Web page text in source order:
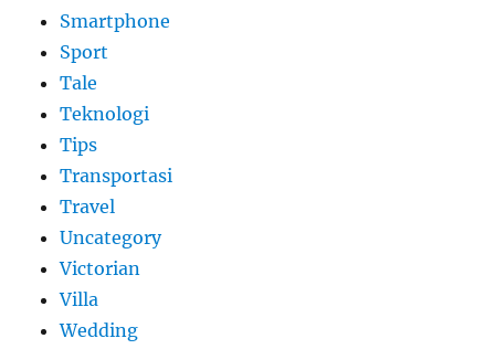
Smartphone
Sport
Tale
Teknologi
Tips
Transportasi
Travel
Uncategory
Victorian
Villa
Wedding